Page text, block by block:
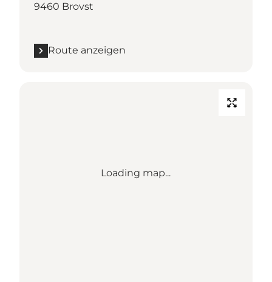
9460 Brovst
Route anzeigen
Loading map...